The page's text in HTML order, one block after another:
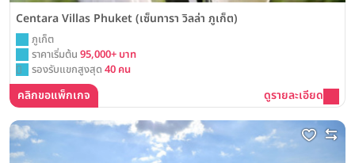
Centara Villas Phuket (เซ็นทารา วิลล่า ภูเก็ต)
ภูเก็ต
ราคาเริ่มต้น 95,000+ บาท
รองรับแขกสูงสุด 40 คน
คลิกขอแพ็กเกจ ดูรายละเอียด